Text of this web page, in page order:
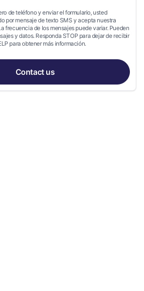
de teléfono y enviar el formulario, usted
por mensaje de texto SMS y acepta nuestra
frecuencia de los mensajes puede variar. Pueden
y datos. Responda STOP para dejar de recibir
para obtener más información.
Contact us